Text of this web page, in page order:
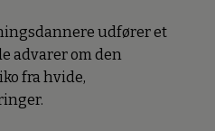
udfører et
advarer om den
fra hvide,